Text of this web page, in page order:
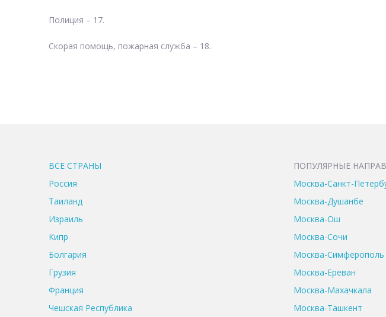
Полиция – 17.
Скорая помощь, пожарная служба – 18.
ВСЕ CТРАНЫ
Россия
Таиланд
Израиль
Кипр
Болгария
Грузия
Франция
Чешская Республика
ПОПУЛЯРНЫЕ
Москва-Санкт-
Москва-Душанбе
Москва-Ош
Москва-Сочи
Москва-Симферополь
Москва-Ереван
Москва-Махачкала
Москва-Ташкент